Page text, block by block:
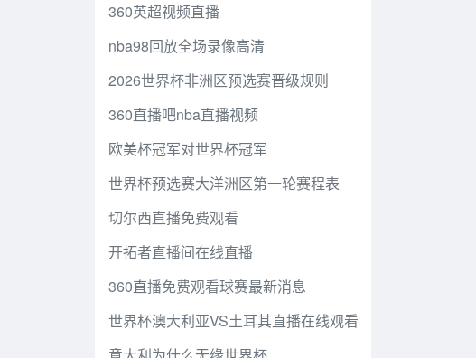
360英超视频直播
nba98回放全场录像高清
2026世界杯非洲区预选赛晋级规则
360直播吧nba直播视频
欧美杯冠军对世界杯冠军
世界杯预选赛大洋洲区第一轮赛程表
切尔西直播免费观看
开拓者直播间在线直播
360直播免费观看球赛最新消息
世界杯澳大利亚VS土耳其直播在线观看